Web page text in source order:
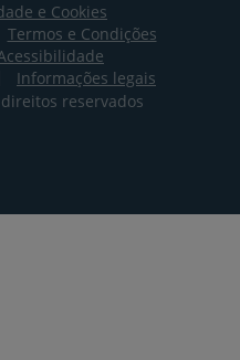
e Cookies
Termos e Condições
Informações legais
reservados